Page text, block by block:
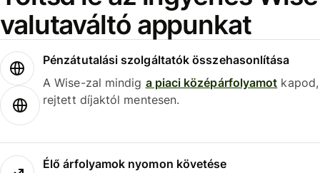
valutaváltó appunkat
Pénzátutalási szolgáltatók összehasonlítása
A Wise-zal mindig a piaci középárfolyamot kapod,
rejtett díjaktól mentesen.
Élő árfolyamok nyomon követése